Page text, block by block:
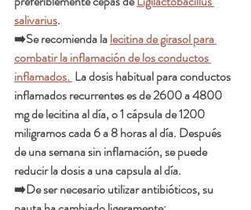
salivarius.
➡️Se recomienda la lecitina de girasol para
combatir la inflamación de los conductos
inflamados. La dosis habitual para conductos
inflamados recurrentes es de 2600 a 4800
mg de lecitina al día, o 1 cápsula de 1200
miligramos cada 6 a 8 horas al día. Después
de una semana sin inflamación, se puede
reducir la dosis a una capsula al día.
➡️De ser necesario utilizar antibióticos, su